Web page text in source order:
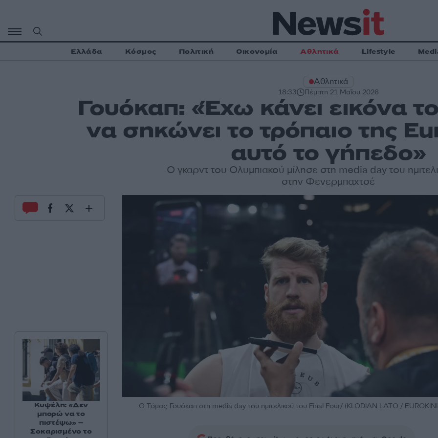
περιεχόμενο
Ελλάδα Κόσμος Πολιτική Οικονομία Αθλητικά Lifestyle
Αθλητικά
18:33 Πέμπτη 21 Μαΐου 2026
Γουόκαπ: «Έχω κάνει εικόνα
να σηκώνει το τρόπαιο της
αυτό το γήπεδο»
Ο γκαρντ του Ολυμπιακού μίλησε στη media day του
στην Φενερμπαχτσέ
Ο Τόμας Γουόκαπ στη media day του ημιτελικού του Final Four/ (KLODIAN LATO /
Κυψέλη: «Δεν
μπορώ να το
πιστέψω» –
Σοκαρισμένο το